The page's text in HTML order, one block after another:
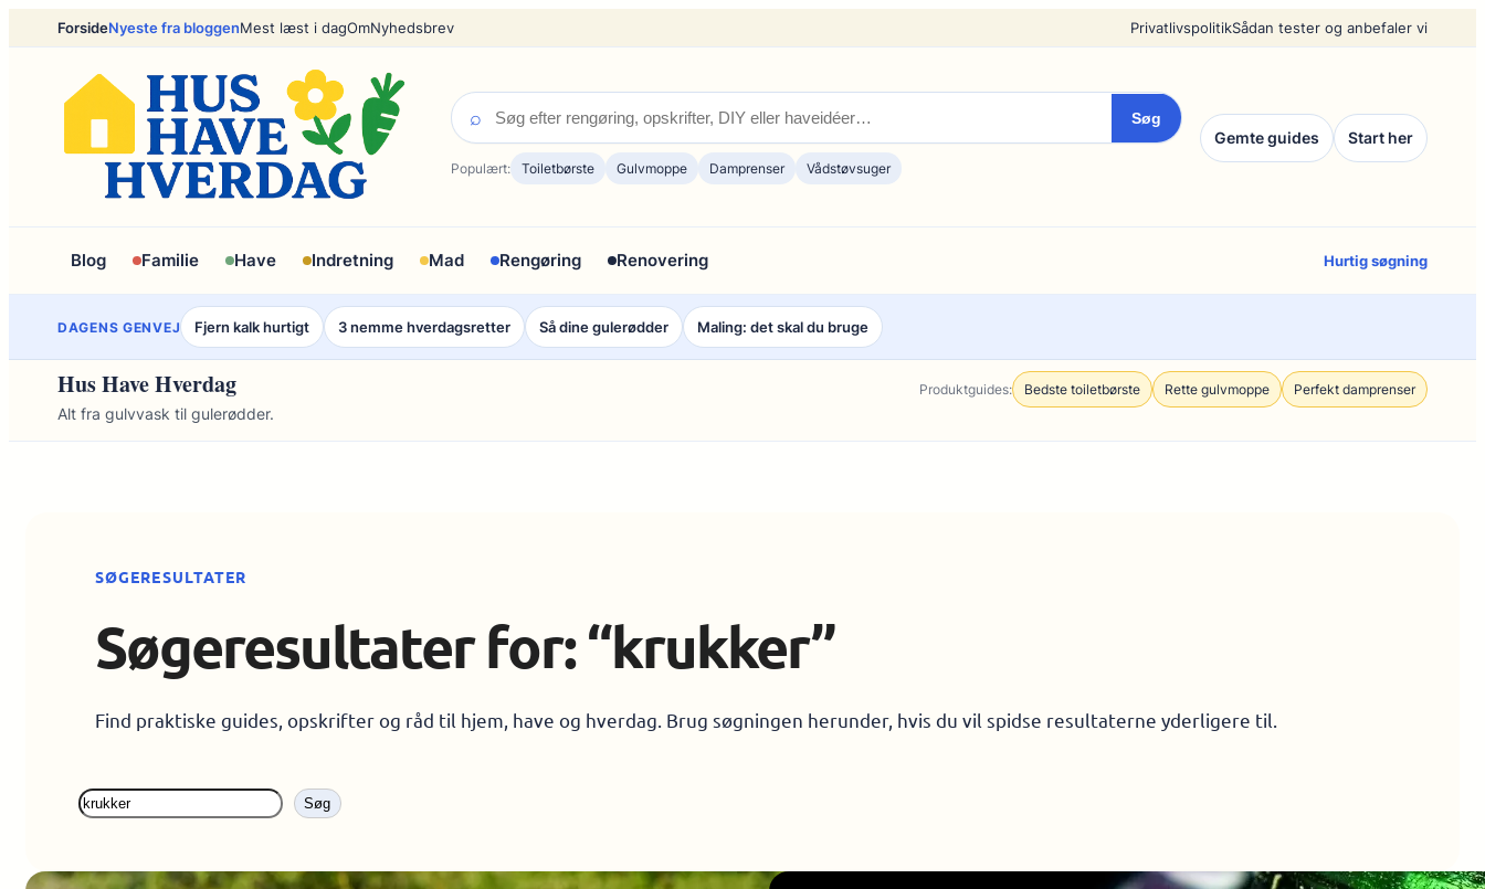
ForsideNyeste fra bloggenMest læst i dagOmNyhedsbrev PrivatlivspolitikSådan tester og anbefaler vi
⌕ Søg
Populært: Toiletbørste Gulvmoppe Damprenser Vådstøvsuger
Gemte guides Start her
Blog Familie Have Indretning Mad Rengøring Renovering Hurtig søgning
DAGENS GENVEJ Fjern kalk hurtigt 3 nemme hverdagsretter Så dine gulerødder Maling: det skal du bruge
Hus Have Hverdag
Alt fra gulvvask til gulerødder.
Produktguides: Bedste toiletbørste Rette gulvmoppe Perfekt damprenser
SØGERESULTATER
Søgeresultater for: “krukker”
Find praktiske guides, opskrifter og råd til hjem, have og hverdag. Brug søgningen herunder, hvis du vil spidse resultaterne yderligere til.
Søg
Søg